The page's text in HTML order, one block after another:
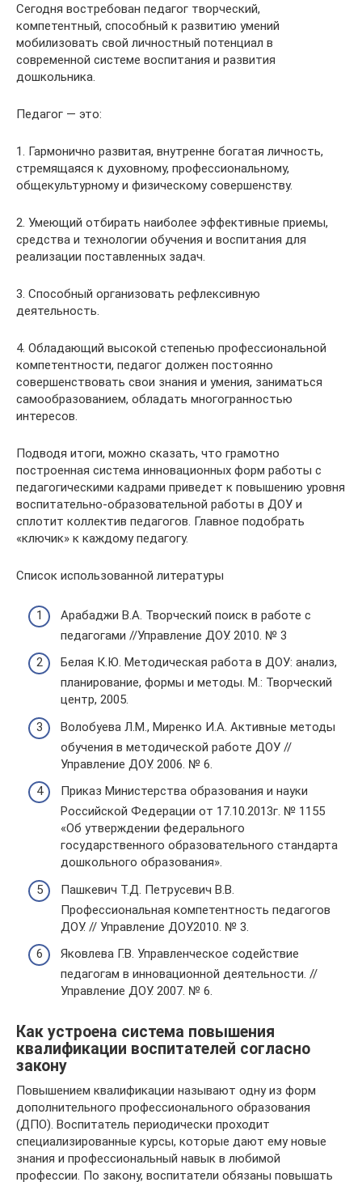
Сегодня востребован педагог творческий,
компетентный, способный к развитию умений
мобилизовать свой личностный потенциал в
современной системе воспитания и развития
дошкольника.
Педагог — это:
1. Гармонично развитая, внутренне богатая личность,
стремящаяся к духовному, профессиональному,
общекультурному и физическому совершенству.
2. Умеющий отбирать наиболее эффективные приемы,
средства и технологии обучения и воспитания для
реализации поставленных задач.
3. Способный организовать рефлексивную
деятельность.
4. Обладающий высокой степенью профессиональной
компетентности, педагог должен постоянно
совершенствовать свои знания и умения, заниматься
самообразованием, обладать многогранностью
интересов.
Подводя итоги, можно сказать, что грамотно
построенная система инновационных форм работы с
педагогическими кадрами приведет к повышению уровня
воспитательно-образовательной работы в ДОУ и
сплотит коллектив педагогов. Главное подобрать
«ключик» к каждому педагогу.
Список использованной литературы
Арабаджи В.А. Творческий поиск в работе с
педагогами //Управление ДОУ. 2010. № 3
Белая К.Ю. Методическая работа в ДОУ: анализ,
планирование, формы и методы. М.: Творческий
центр, 2005.
Волобуева Л.М., Миренко И.А. Активные методы
обучения в методической работе ДОУ //
Управление ДОУ. 2006. № 6.
Приказ Министерства образования и науки
Российской Федерации от 17.10.2013г. № 1155
«Об утверждении федерального
государственного образовательного стандарта
дошкольного образования».
Пашкевич Т.Д. Петрусевич В.В.
Профессиональная компетентность педагогов
ДОУ. // Управление ДОУ.2010. № 3.
Яковлева Г.В. Управленческое содействие
педагогам в инновационной деятельности. //
Управление ДОУ. 2007. № 6.
Как устроена система повышения
квалификации воспитателей согласно
закону
Повышением квалификации называют одну из форм
дополнительного профессионального образования
(ДПО). Воспитатель периодически проходит
специализированные курсы, которые дают ему новые
знания и профессиональный навык в любимой
профессии. По закону, воспитатели обязаны повышать